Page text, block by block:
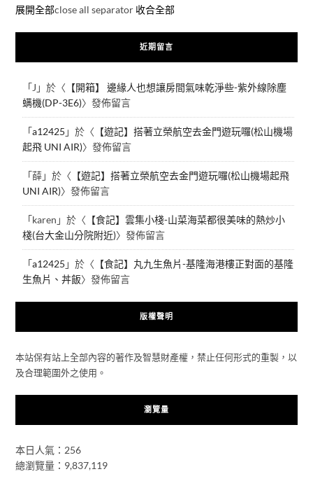
展開全部close all separator 收合全部
近期留言
「J 」於〈 【開箱】 邊緣人也想讓房間氣味乾淨些-紫外線除塵
螨機(DP-3E6)〉發佈留言
「a12425 」於〈 【遊記】搭著立榮航空去金門遊玩囉(松山機場
起飛 UNI AIR)〉發佈留言
「薛」於〈 【遊記】搭著立榮航空去金門遊玩囉(松山機場起飛
UNI AIR)〉發佈留言
「karen 」於〈 【食記】雲集小棧-山菜海菜都很美味的熱炒小
棧(台大金山分院附近)〉發佈留言
「a12425 」於〈 【食記】丸九生魚片-基隆海港樓正對面的基隆
生魚片、丼飯〉發佈留言
版權聲明
本站保有站上全部內容的著作及智慧財產權，禁止任何形式的重製，以
及合理範圍外之使用。
瀏覽量
本日人氣：256
總瀏覽量：9,837,119